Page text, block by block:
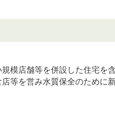
模店舗等を併設した住宅を含
等を営み水質保全のために